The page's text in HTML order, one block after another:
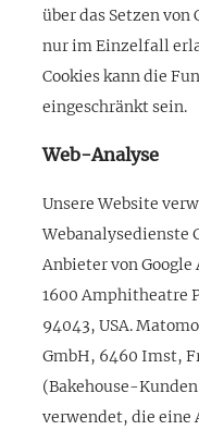
über das Setzen
nur im Einzelfall
Cookies kann die
eingeschränkt sein.
Web-Analyse
Unsere Website
Webanalysedienste
Anbieter von
1600 Amphitheatre
94043, USA.
GmbH, 6460 Imst,
(Bakehouse-
verwendet, die eine